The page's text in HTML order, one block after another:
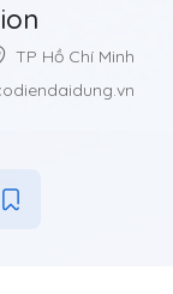
TP Hồ Chí Minh